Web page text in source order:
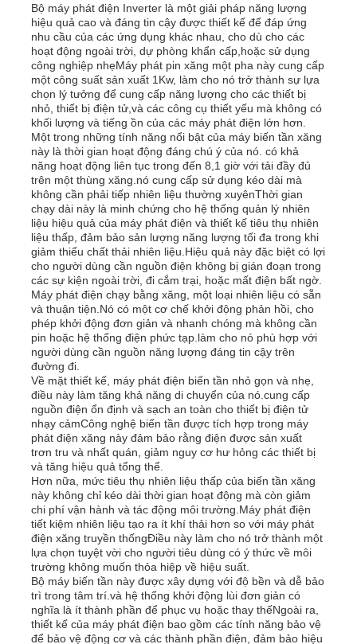
Nhà
Sản phẩm
Video
Về chúng tôi
Tham quan nhà máy
Kiểm soát chất lượng
Liên hệ chúng tôi
Tin tức
Tất cả các trường hợp
Yêu cầu báo giá
Bộ máy phát điện Inverter là một giải pháp năng lượng
hiệu quả cao và đáng tin cậy được thiết kế để đáp ứng
nhu cầu của các ứng dụng khác nhau, cho dù cho các
hoạt động ngoài trời, dự phòng khẩn cấp,hoặc sử dụng
công nghiệp nhẹMáy phát pin xăng một pha này cung cấp
một công suất sản xuất 1Kw, làm cho nó trở thành sự lựa
chọn lý tưởng để cung cấp năng lượng cho các thiết bị
nhỏ, thiết bị điện tử,và các công cụ thiết yếu mà không có
khối lượng và tiếng ồn của các máy phát điện lớn hơn.
Một trong những tính năng nổi bật của máy biến tần xăng
này là thời gian hoạt động đáng chú ý của nó. có khả
năng hoạt động liên tục trong đến 8,1 giờ với tải đầy đủ
trên một thùng xăng.nó cung cấp sử dụng kéo dài mà
không cần phải tiếp nhiên liệu thường xuyênThời gian
chạy dài này là minh chứng cho hệ thống quản lý nhiên
liệu hiệu quả của máy phát điện và thiết kế tiêu thụ nhiên
liệu thấp, đảm bảo sản lượng năng lượng tối đa trong khi
giảm thiểu chất thải nhiên liệu.Hiệu quả này đặc biệt có lợi
cho người dùng cần nguồn điện không bị gián đoạn trong
các sự kiện ngoài trời, đi cắm trại, hoặc mất điện bất ngờ.
Máy phát điện chạy bằng xăng, một loại nhiên liệu có sẵn
và thuận tiện.Nó có một cơ chế khởi động phản hồi, cho
phép khởi động đơn giản và nhanh chóng mà không cần
pin hoặc hệ thống điện phức tạp.làm cho nó phù hợp với
người dùng cần nguồn năng lượng đáng tin cậy trên
đường đi.
Về mặt thiết kế, máy phát điện biến tần nhỏ gọn và nhẹ,
điều này làm tăng khả năng di chuyển của nó.cung cấp
nguồn điện ổn định và sạch an toàn cho thiết bị điện tử
nhạy cảmCông nghệ biến tần được tích hợp trong máy
phát điện xăng này đảm bảo rằng điện được sản xuất
trơn tru và nhất quán, giảm nguy cơ hư hỏng các thiết bị
và tăng hiệu quả tổng thể.
Hơn nữa, mức tiêu thụ nhiên liệu thấp của biến tần xăng
này không chỉ kéo dài thời gian hoạt động mà còn giảm
chi phí vận hành và tác động môi trường.Máy phát điện
tiết kiệm nhiên liệu tạo ra ít khí thải hơn so với máy phát
điện xăng truyền thốngĐiều này làm cho nó trở thành một
lựa chọn tuyệt vời cho người tiêu dùng có ý thức về môi
trường không muốn thỏa hiệp về hiệu suất.
Bộ máy biến tần này được xây dựng với độ bền và dễ bảo
trì trong tâm trí.và hệ thống khởi động lùi đơn giản có
nghĩa là ít thành phần để phục vụ hoặc thay thếNgoài ra,
thiết kế của máy phát điện bao gồm các tính năng bảo vệ
để bảo vệ động cơ và các thành phần điện, đảm bảo hiệu